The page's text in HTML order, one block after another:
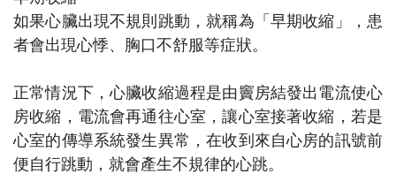
如果心臟出現不規則跳動，就稱為「早期收縮」，患
者會出現心悸、胸口不舒服等症狀。
正常情況下，心臟收縮過程是由竇房結發出電流使心
房收縮，電流會再通往心室，讓心室接著收縮，若是
心室的傳導系統發生異常，在收到來自心房的訊號前
便自行跳動，就會產生不規律的心跳。